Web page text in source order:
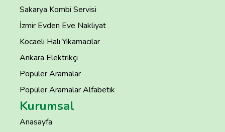
Sakarya Kombi Servisi
İzmir Evden Eve Nakliyat
Kocaeli Halı Yıkamacılar
Ankara Elektrikçi
Popüler Aramalar
Popüler Aramalar Alfabetik
Kurumsal
Anasayfa